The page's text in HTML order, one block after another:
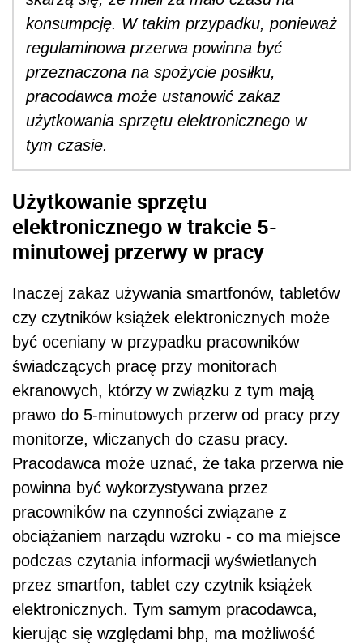
konsumpcję. W takim przypadku, ponieważ
regulaminowa przerwa powinna być
przeznaczona na spożycie posiłku,
pracodawca może ustanowić zakaz
użytkowania sprzętu elektronicznego w
tym czasie.
Użytkowanie sprzętu
elektronicznego w trakcie 5-
minutowej przerwy w pracy
Inaczej zakaz używania smartfonów, tabletów
czy czytników książek elektronicznych może
być oceniany w przypadku pracowników
świadczących pracę przy monitorach
ekranowych, którzy w związku z tym mają
prawo do 5-minutowych przerw od pracy przy
monitorze, wliczanych do czasu pracy.
Pracodawca może uznać, że taka przerwa nie
powinna być wykorzystywana przez
pracowników na czynności związane z
obciążaniem narządu wzroku - co ma miejsce
podczas czytania informacji wyświetlanych
przez smartfon, tablet czy czytnik książek
elektronicznych. Tym samym pracodawca,
kierując się względami bhp, ma możliwość